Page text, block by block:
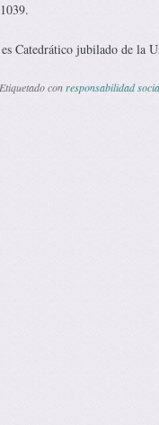
Catedrático jubilado de la
Etiquetado conresponsabilidad